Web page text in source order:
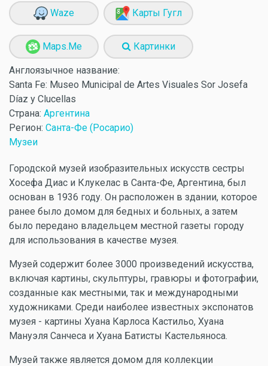
Waze Карты Гугл
Maps.Me Картинки
Англоязычное название:
Santa Fe: Museo Municipal de Artes Visuales Sor Josefa
Díaz y Clucellas
Страна: Аргентина
Регион: Санта-Фе (Росарио)
Музеи
Городской музей изобразительных искусств сестры
Хосефа Диас и Клукелас в Санта-Фе, Аргентина, был
основан в 1936 году. Он расположен в здании, которое
ранее было домом для бедных и больных, а затем
было передано владельцем местной газеты городу
для использования в качестве музея.
Музей содержит более 3000 произведений искусства,
включая картины, скульптуры, гравюры и фотографии,
созданные как местными, так и международными
художниками. Среди наиболее известных экспонатов
музея - картины Хуана Карлоса Кастильо, Хуана
Мануэля Санчеса и Хуана Батисты Кастельяноса.
Музей также является домом для коллекции